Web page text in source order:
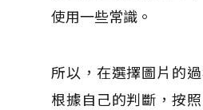
使用一些常識。
所以，在選擇圖片的
根據自己的判斷，按